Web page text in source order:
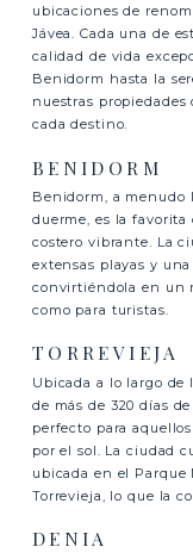
ubicaciones de
Jávea. Cada una de
calidad de vida
Benidorm hasta la
nuestras
cada destino.
BENIDORM
Benidorm, a menudo
duerme, es la
costero vibrante. La
extensas playas y
convirtiéndola en un
como para turistas.
TORREVIEJA
Ubicada a lo largo de
de más de 320 días
perfecto para
por el sol. La ciudad
ubicada en el Parque
Torrevieja, lo que la
DENIA